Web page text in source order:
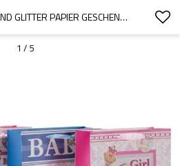
BABY DUSCHE 3D UND GLITTER PAPIER GESCHENKTÜTEN MIT 4 DESIGNS IN TONGLE VERPACKUNG SORTIERT
1 / 5